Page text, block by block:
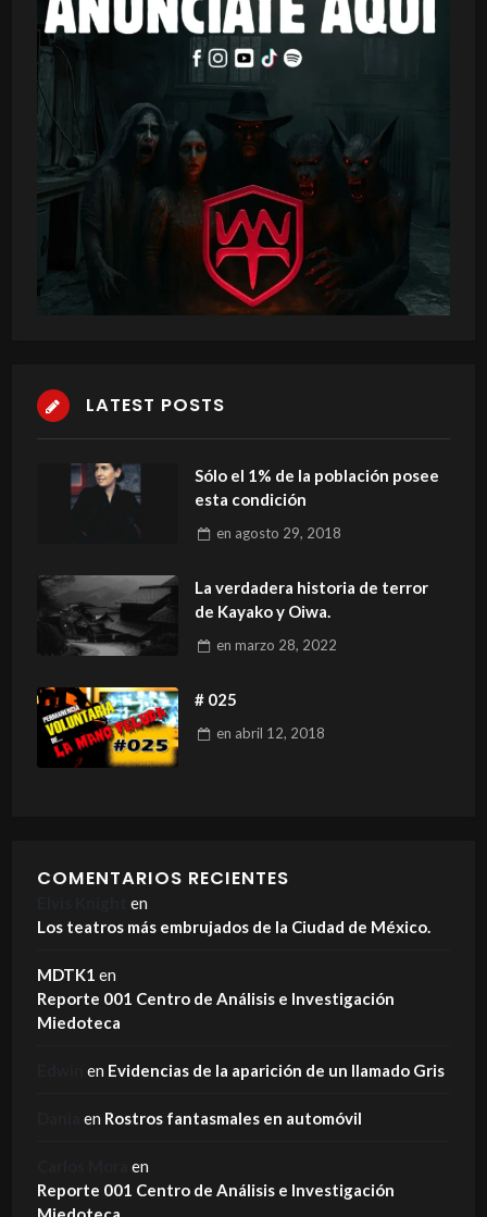
LATEST POSTS
Sólo el 1% de la población posee
esta condición
en agosto 29, 2018
La verdadera historia de terror
de Kayako y Oiwa.
en marzo 28, 2022
# 025
en abril 12, 2018
COMENTARIOS RECIENTES
en
Los teatros más embrujados de la Ciudad de México.
MDTK1 en
Reporte 001 Centro de Análisis e Investigación
Miedoteca
en Evidencias de la aparición de un llamado Gris
en Rostros fantasmales en automóvil
en
Reporte 001 Centro de Análisis e Investigación